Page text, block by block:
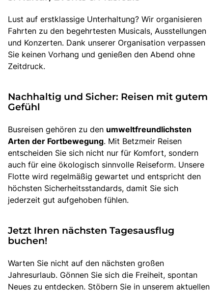
Lust auf erstklassige Unterhaltung? Wir organisieren
Fahrten zu den begehrtesten Musicals, Ausstellungen
und Konzerten. Dank unserer Organisation verpassen
Sie keinen Vorhang und genießen den Abend ohne
Zeitdruck.
Nachhaltig und Sicher: Reisen mit gutem
Gefühl
Busreisen gehören zu den umweltfreundlichsten
Arten der Fortbewegung. Mit Betzmeir Reisen
entscheiden Sie sich nicht nur für Komfort, sondern
auch für eine ökologisch sinnvolle Reiseform. Unsere
Flotte wird regelmäßig gewartet und entspricht den
höchsten Sicherheitsstandards, damit Sie sich
jederzeit gut aufgehoben fühlen.
Jetzt Ihren nächsten Tagesausflug
buchen!
Warten Sie nicht auf den nächsten großen
Jahresurlaub. Gönnen Sie sich die Freiheit, spontan
Neues zu entdecken. Stöbern Sie in unserem aktuellen